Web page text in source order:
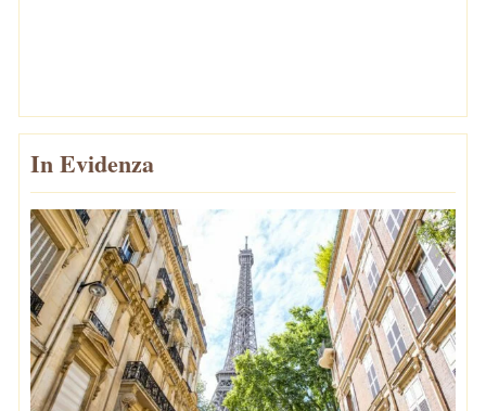
In Evidenza